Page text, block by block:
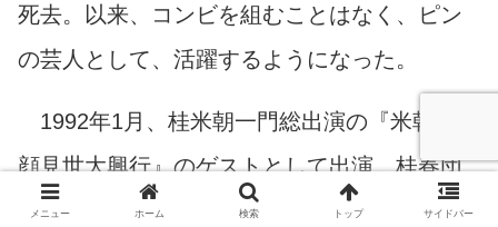
死去。以来、コンビを組むことはなく、ピン
の芸人として、活躍するようになった。
1992年1月、桂米朝一門総出演の『米朝一門
顔見世大興行』のゲストとして出演。桂春団
治の「五段返し」ともに、「後ろ面」を披
メニュー ホーム 検索 トップ サイドバー